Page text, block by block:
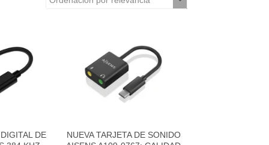
DE
NUEVA TARJETA DE SONIDO